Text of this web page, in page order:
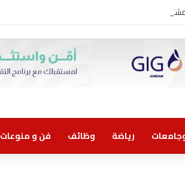
رياضة وظائف فن و منوعات